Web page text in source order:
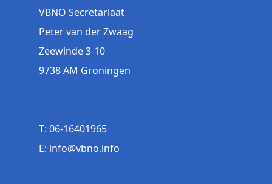
VBNO Secretariaat
Peter van der Zwaag
Zeewinde 3-10
9738 AM Groningen
T: 06-16401965
E: info@vbno.info